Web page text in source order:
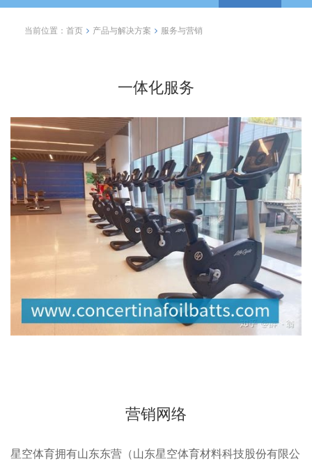
当前位置： 首页 产品与解决方案 服务与营销
一体化服务
营销网络
星空体育拥有山东东营（山东星空体育材料科技股份有限公